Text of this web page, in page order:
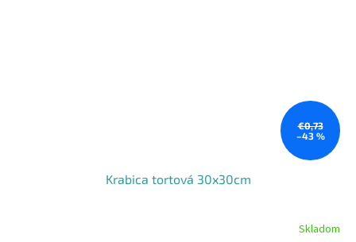
€0,73
–43 %
Krabica tortová 30x30cm
Skladom